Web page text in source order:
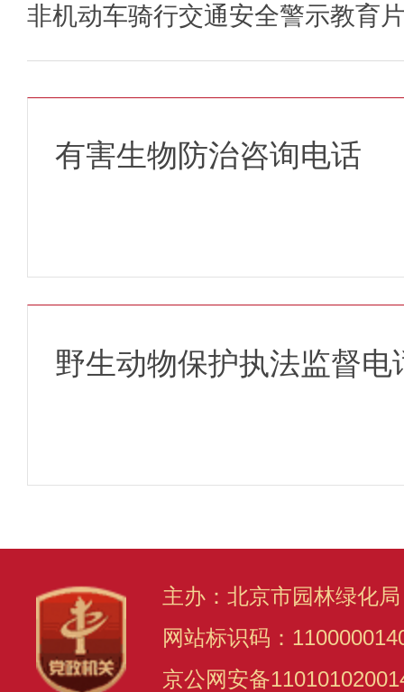
非机动车骑行交通安全警示教
有害生物防治咨询电话
野生动物保护执法监督电
主办：北京市园林绿化
网站标识码：
京公网安备